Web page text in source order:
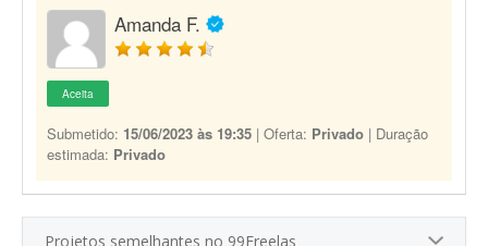
Amanda F.
Aceita
Submetido: 15/06/2023 às 19:35 | Oferta: Privado | Duração
estimada: Privado
Projetos semelhantes no 99Freelas